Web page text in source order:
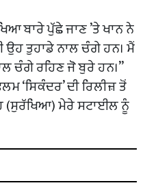
ਬਾਰੇ ਪੁੱਛੇ ਜਾਣ ’ਤੇ ਖਾਨ ਨੇ
ਤੁਹਾਡੇ ਨਾਲ ਚੰਗੇ ਹਨ। ਮੈਂ
ਚੰਗੇ ਰਹਿਣ ਜੋ ਬੁਰੇ ਹਨ।”
‘ਸਿਕੰਦਰ’ ਦੀ ਰਿਲੀਜ਼ ਤੋਂ
(ਸੁਰੱਖਿਆ) ਮੇਰੇ ਸਟਾਈਲ ਨੂੰ